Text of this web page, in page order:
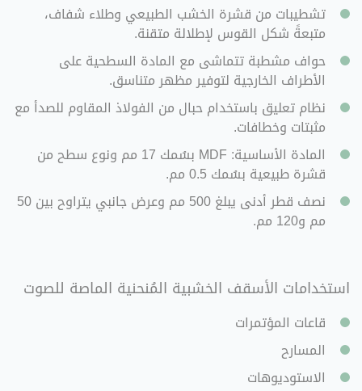
تشطيبات من قشرة الخشب الطبيعي وطلاء شفاف،
متبعةً شكل القوس لإطلالة متقنة.
حواف مشطبة تتماشى مع المادة السطحية على
الأطراف الخارجية لتوفير مظهر متناسق.
نظام تعليق باستخدام حبال من الفولاذ المقاوم للصدأ مع
مثبتات وخطافات.
المادة الأساسية: MDF بسُمك 17 مم ونوع سطح من
قشرة طبيعية بسُمك 0.5 مم.
نصف قطر أدنى يبلغ 500 مم وعرض جانبي يتراوح بين 50
مم و120 مم.
استخدامات الأسقف الخشبية المُنحنية الماصة للصوت
قاعات المؤتمرات
المسارح
الاستوديوهات